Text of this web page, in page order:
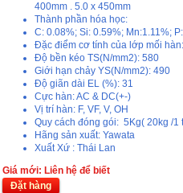
400mm . 5.0 x 450mm
Thành phần hóa học:
C: 0.08%; Si: 0.59%; Mn:1.11%;
Đặc điểm cơ tính của lớp mối hàn:
Độ bền kéo TS(N/mm2): 580
Giới hạn chảy YS(N/mm2): 490
Độ giãn dài EL (%): 31
Cực hàn: AC & DC(+-)
Vị trí hàn: F, VF, V, OH
Quy cách đóng gói: 5Kg( 20kg /1
Hãng sản xuất: Yawata
Xuất Xứ : Thái Lan
Giá mới: Liên hệ để biết
Đặt hàng